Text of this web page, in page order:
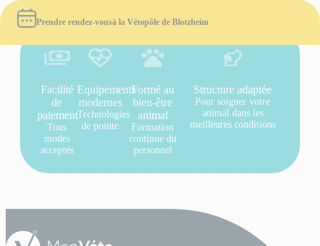
Prendre rendez-vousà la Vétopôle de Blotzheim
Facilité
de
paiement
Tous
modes
acceptés
Equipements
modernes
Technologies
de pointe
Formé au
bien-être
animal
Formation
continue du
personnel
Structure adaptée
Pour soigner votre
animal dans les
meilleures conditions